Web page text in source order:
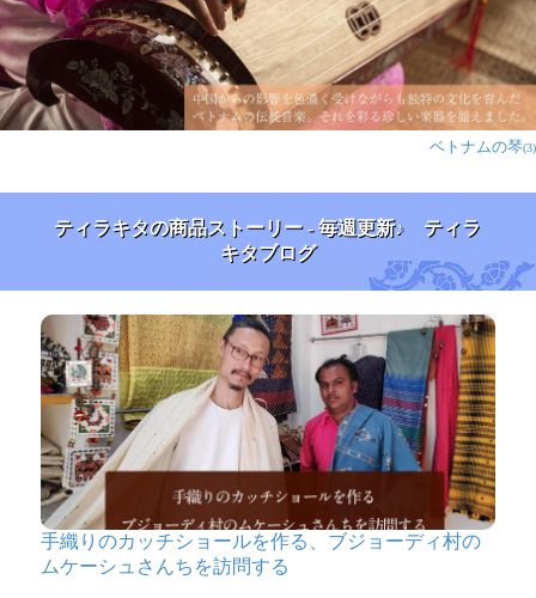
ベトナムの琴(3)
ティラキタの商品ストーリー - 毎週更新♪ ティラ
キタブログ
手織りのカッチショールを作る、ブジョーディ村の
ムケーシュさんちを訪問する